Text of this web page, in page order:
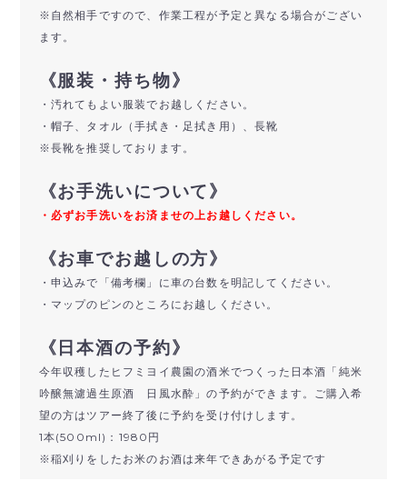
※自然相手ですので、作業工程が予定と異なる場合がござい
ます。
《服装・持ち物》
・汚れてもよい服装でお越しください。
・帽子、タオル（手拭き・足拭き用）、長靴
※長靴を推奨しております。
《お手洗いについて》
・必ずお手洗いをお済ませの上お越しください。
《お車でお越しの方》
・申込みで「備考欄」に車の台数を明記してください。
・マップのピンのところにお越しください。
《日本酒の予約》
今年収穫したヒフミヨイ農園の酒米でつくった日本酒「純米
吟醸無濾過生原酒 日風水酔」の予約ができます。ご購入希
望の方はツアー終了後に予約を受け付けします。
1本(500ml)：1980円
※稲刈りをしたお米のお酒は来年できあがる予定です